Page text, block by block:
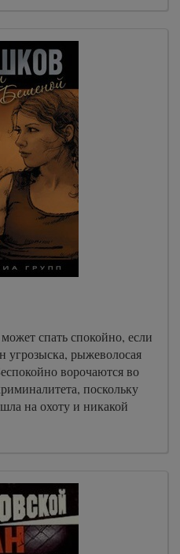
спать спокойно, если
угрозыска, рыжеволосая
ворочаются во
поскольку
на охоту и никакой